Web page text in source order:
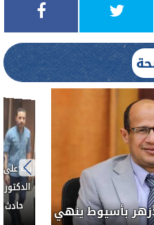
بناءً
حادث
بأسيوط ينهي